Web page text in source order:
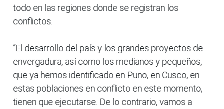
todo en las regiones donde se registran los
conflictos.
“El desarrollo del país y los grandes proyectos de
envergadura, así como los medianos y pequeños,
que ya hemos identificado en Puno, en Cusco, en
estas poblaciones en conflicto en este momento,
tienen que ejecutarse. De lo contrario, vamos a